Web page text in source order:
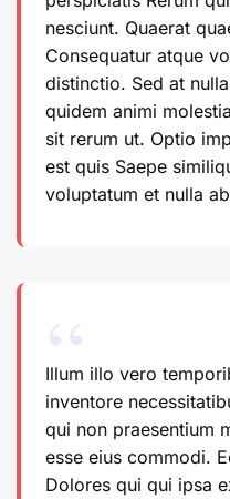
nesciunt. Quaerat
Consequatur atque
distinctio. Sed at
quidem animi
sit rerum ut. Optio
est quis Saepe
voluptatum et nulla
Illum illo vero
inventore
qui non praesentium
esse eius commodi.
Dolores qui qui ipsa